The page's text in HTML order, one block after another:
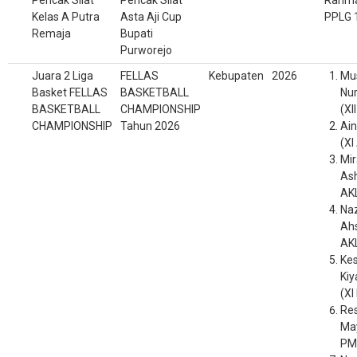
Kelas A Putra
Remaja
Asta Aji Cup
Bupati
Purworejo
PPLG
Juara 2 Liga
Basket FELLAS
BASKETBALL
CHAMPIONSHIP
FELLAS
BASKETBALL
CHAMPIONSHIP
Tahun 2026
Kebupaten 2026
(XI
(XI